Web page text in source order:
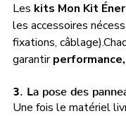
Les kits Mon Kit
les accessoires
fixations,
garantir
3. La pose des
Une fois le matériel